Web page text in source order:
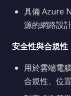
具備 Azure
源的網路設
安全性與合規性
用於雲端電
合規性、位